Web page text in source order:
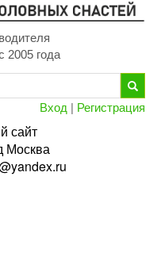
2005 года
Вход | Регистрация
сайт
Москва